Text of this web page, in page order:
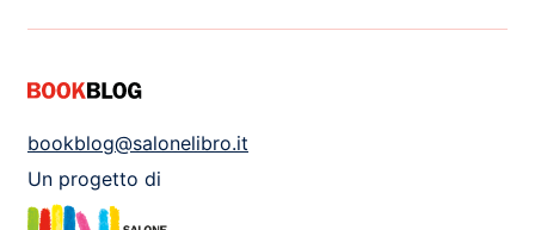
bookblog@salonelibro.it
Un progetto di